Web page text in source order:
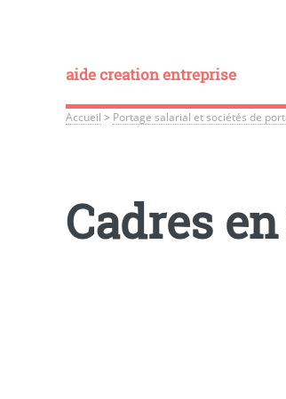
aide creation entreprise
Accueil > Portage salarial et sociétés de
Cadres